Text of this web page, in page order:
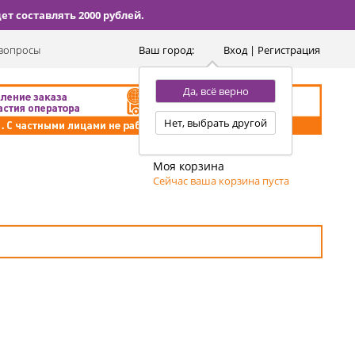
составлять 2000 рублей.
Ваш город:
Да, всё верно
Нет, выбрать другой
Вход | Регистрация
Моя корзина
Сейчас ваша корзина пуста